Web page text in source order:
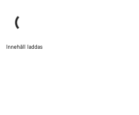
Innehåll laddas